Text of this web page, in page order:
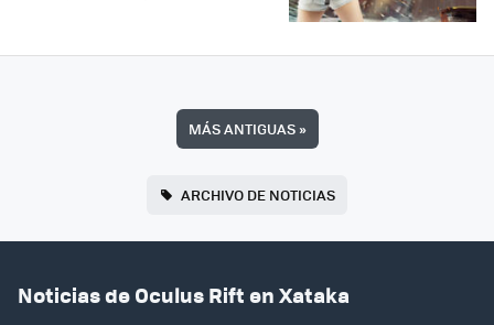
MÁS ANTIGUAS»
ARCHIVO DE NOTICIAS
Noticias de Oculus Rift en Xataka